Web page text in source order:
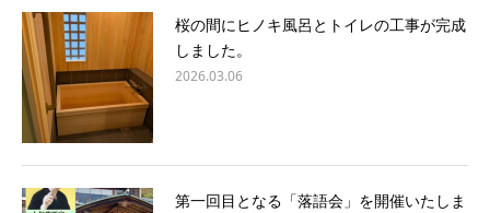
桜の間にヒノキ風呂とトイレの工事が完成
しました。
2026.03.06
第一回目となる「落語会」を開催いたしま